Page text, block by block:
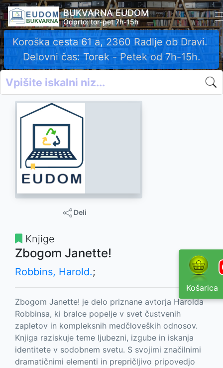
BUKVARNA EUDOM
Odprto: tor-pet 7h-15h
Koroška cesta 61 a, 2360 Radlje ob Dravi.
Delovni čas: Torek - Petek od 7h-15h.
Košarica
Deli
Knjige
Zbogom Janette!
Robbins, Harold.;
Zbogom Janette! je delo priznane avtorja Harolda
Robbinsa, ki bralce popelje v svet čustvenih
zapletov in kompleksnih medčloveških odnosov.
Knjiga raziskuje teme ljubezni, izgube in iskanja
identitete v sodobnem svetu. S svojimi značilnimi
dramatičnimi elementi in prepričljivo pripovedjo